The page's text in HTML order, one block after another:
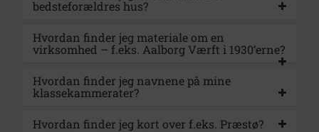
bedsteforældres hus?
Hvordan finder jeg materiale om en
virksomhed – f.eks. Aalborg Værft i 1930’erne?
Hvordan finder jeg navnene på mine
klassekammerater?
Hvordan finder jeg kort over f.eks. Præstø?